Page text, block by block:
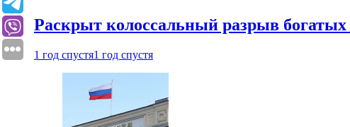
Раскрыт колоссальный разрыв
1 год спустя1 год спустя